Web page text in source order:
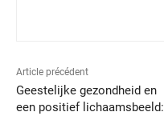
Article précédent
Geestelijke gezondheid en
een positief lichaamsbeeld: